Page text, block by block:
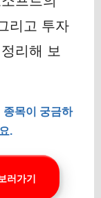
리고 투자
리해 보
종목이 궁금하
.
러가기